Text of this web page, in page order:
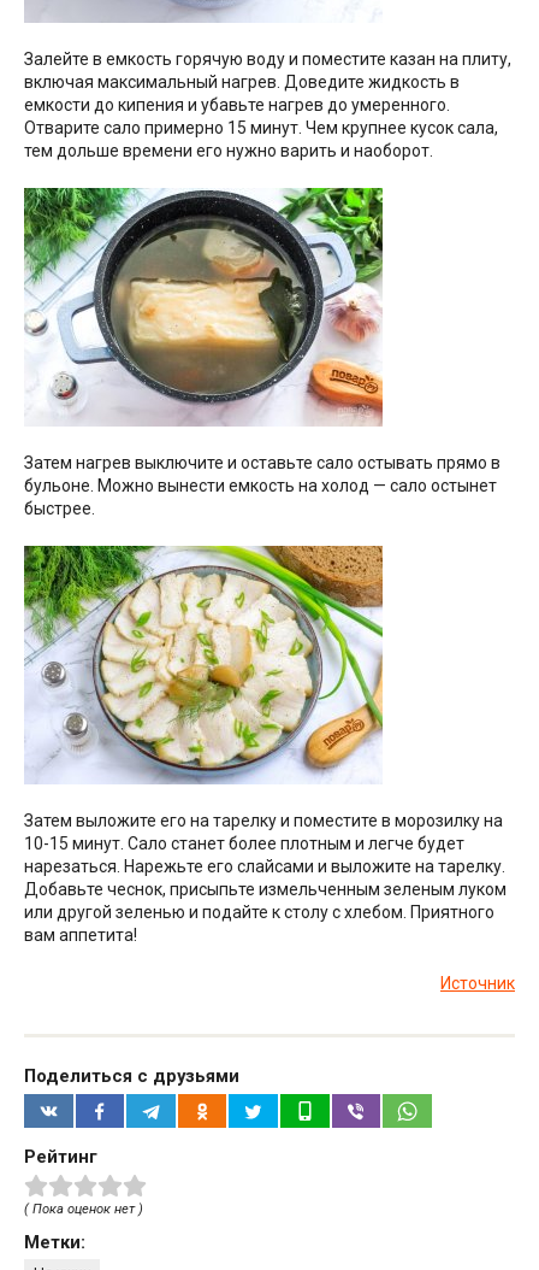
Залейте в емкость горячую воду и поместите казан на плиту,
включая максимальный нагрев. Доведите жидкость в
емкости до кипения и убавьте нагрев до умеренного.
Отварите сало примерно 15 минут. Чем крупнее кусок сала,
тем дольше времени его нужно варить и наоборот.
Затем нагрев выключите и оставьте сало остывать прямо в
бульоне. Можно вынести емкость на холод — сало остынет
быстрее.
Затем выложите его на тарелку и поместите в морозилку на
10-15 минут. Сало станет более плотным и легче будет
нарезаться. Нарежьте его слайсами и выложите на тарелку.
Добавьте чеснок, присыпьте измельченным зеленым луком
или другой зеленью и подайте к столу с хлебом. Приятного
вам аппетита!
Источник
Поделиться с друзьями
Рейтинг
( Пока оценок нет )
Метки: